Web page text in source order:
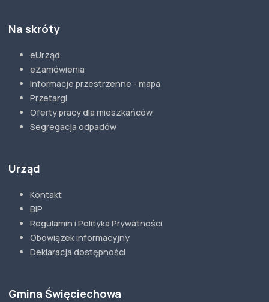
Na skróty
eUrząd
eZamówienia
Informacje przestrzenne - mapa
Przetargi
Oferty pracy dla mieszkańców
Segregacja odpadów
Urząd
Kontakt
BIP
Regulamin i Polityka Prywatności
Obowiązek informacyjny
Deklaracja dostępności
Gmina Święciechowa